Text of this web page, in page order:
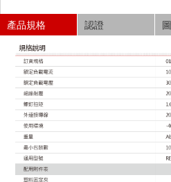
產品規格 認證